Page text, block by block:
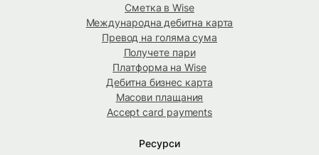
Сметка в Wise
Международна дебитна карта
Превод на голяма сума
Получете пари
Платформа на Wise
Дебитна бизнес карта
Масови плащания
Accept card payments
Ресурси